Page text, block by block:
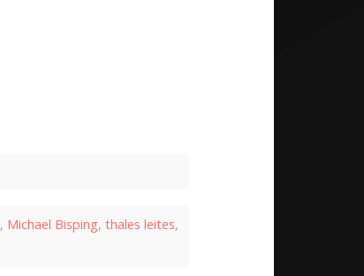
, Michael Bisping, thales leites,